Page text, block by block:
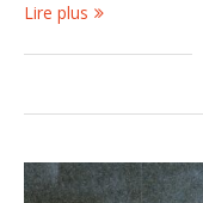
Lire plus